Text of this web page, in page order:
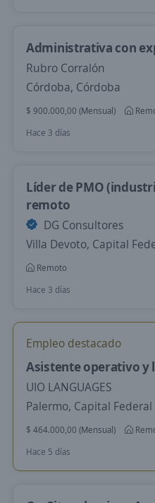
Administrativa con
Rubro Corralón
Córdoba, Córdoba
$ 900.000,00 (Mensual)
Hace 3 días
Líder de PMO
remoto
DG Consultores
Villa Devoto, Capital
Remoto
Hace 3 días
Empleo destacado
Asistente operativo y
UIO LANGUAGES
Palermo, Capital Federal
$ 464.000,00 (Mensual)
Hace 5 días